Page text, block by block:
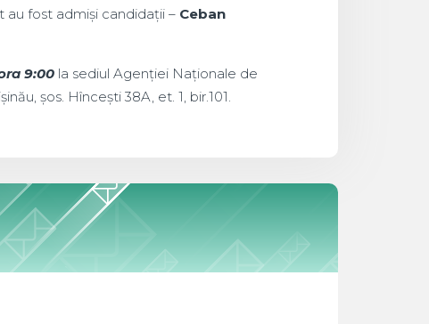
fost admiși candidații – Ceban
9:00la sediul Agenției Naționale de
șos. Hîncești 38A, et. 1, bir.101.